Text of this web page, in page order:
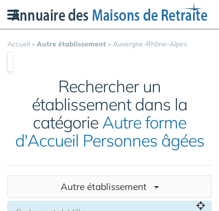
Accueil » Autre établissement » Auvergne-Rhône-Alpes
Rechercher un
établissement dans la
catégorie Autre forme
d'Accueil Personnes âgées
Autre établissement